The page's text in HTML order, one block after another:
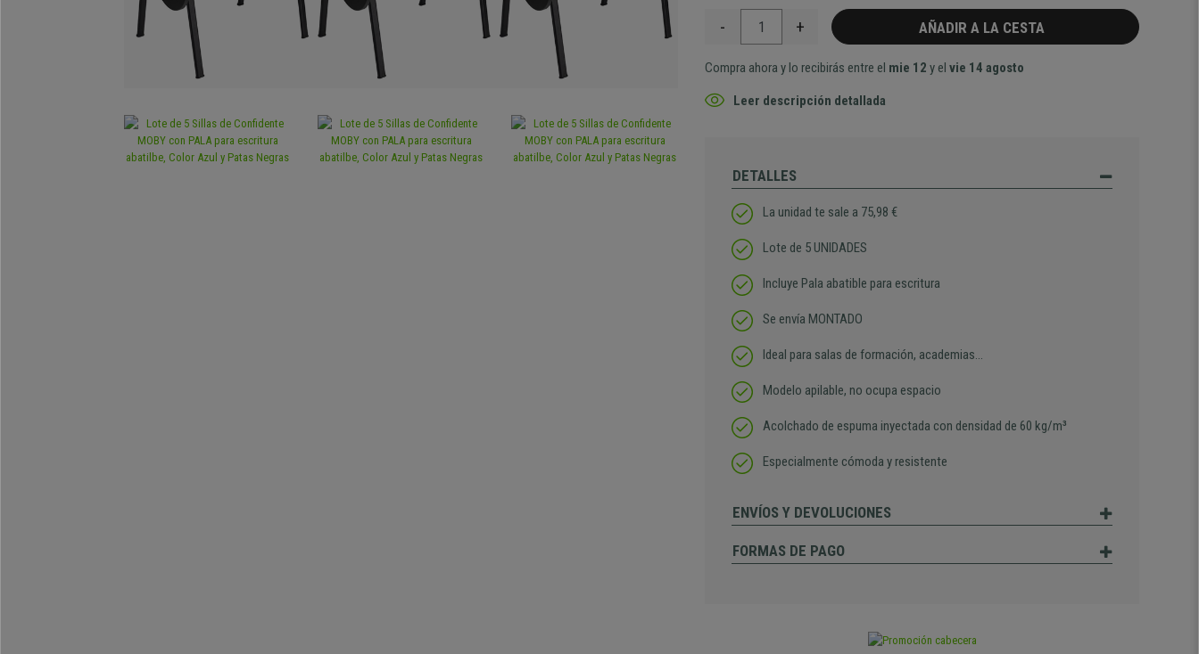
- + AÑADIR A LA CESTA
Compra ahora y lo recibirás entre el mie 12 y elvie 14 agosto
Leer descripción detallada
DETALLES
La unidad te sale a 75,98 €
Lote de 5 UNIDADES
Incluye Pala abatible para escritura
Se envía MONTADO
Ideal para salas de formación, academias...
Modelo apilable, no ocupa espacio
Acolchado de espuma inyectada con densidad de 60 kg/m³
Especialmente cómoda y resistente
ENVÍOS Y DEVOLUCIONES
FORMAS DE PAGO